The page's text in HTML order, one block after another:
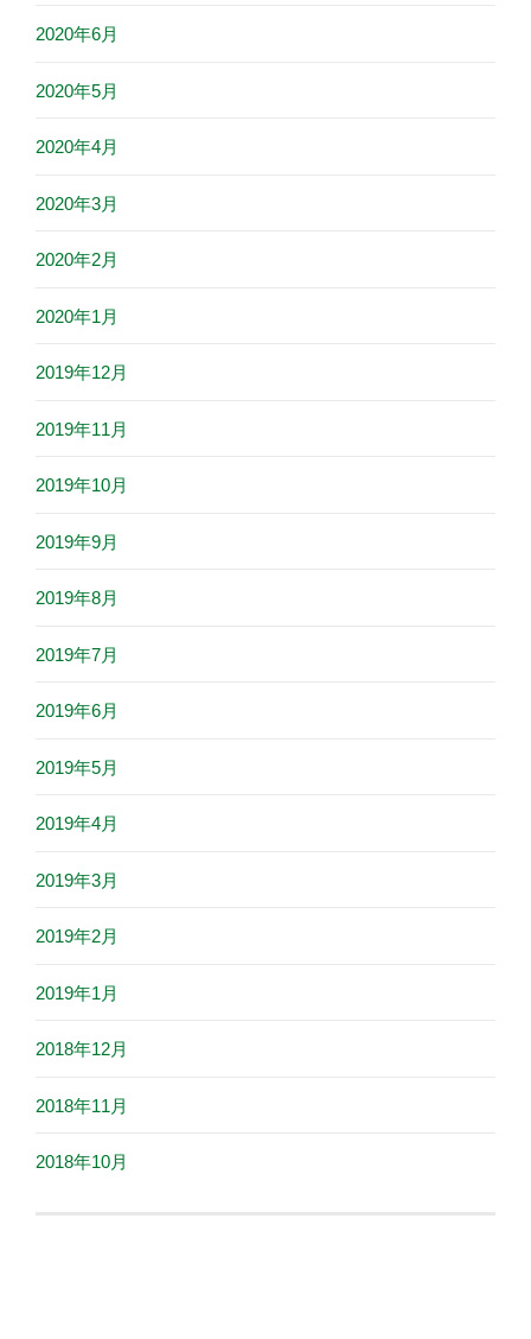
2020年6月
2020年5月
2020年4月
2020年3月
2020年2月
2020年1月
2019年12月
2019年11月
2019年10月
2019年9月
2019年8月
2019年7月
2019年6月
2019年5月
2019年4月
2019年3月
2019年2月
2019年1月
2018年12月
2018年11月
2018年10月